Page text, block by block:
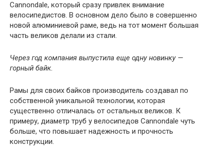
Cannondale, который сразу привлек внимание
велосипедистов. В основном дело было в совершенно
новой алюминиевой раме, ведь на тот момент большая
часть великов делали из стали.
Через год компания выпустила еще одну новинку —
горный байк.
Рамы для своих байков производитель создавал по
собственной уникальной технологии, которая
существенно отличалась от остальных великов. К
примеру, диаметр труб у велосипедов Cannondale чуть
больше, что повышает надежность и прочность
конструкции.